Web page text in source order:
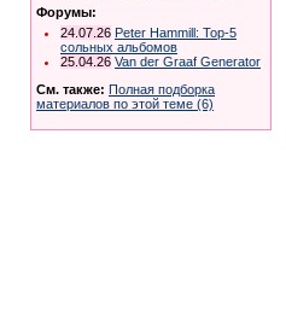
Форумы:
24.07.26 Peter Hammill: Top-5
сольных альбомов
25.04.26 Van der Graaf Generator
См. также: Полная подборка
материалов по этой теме (6)